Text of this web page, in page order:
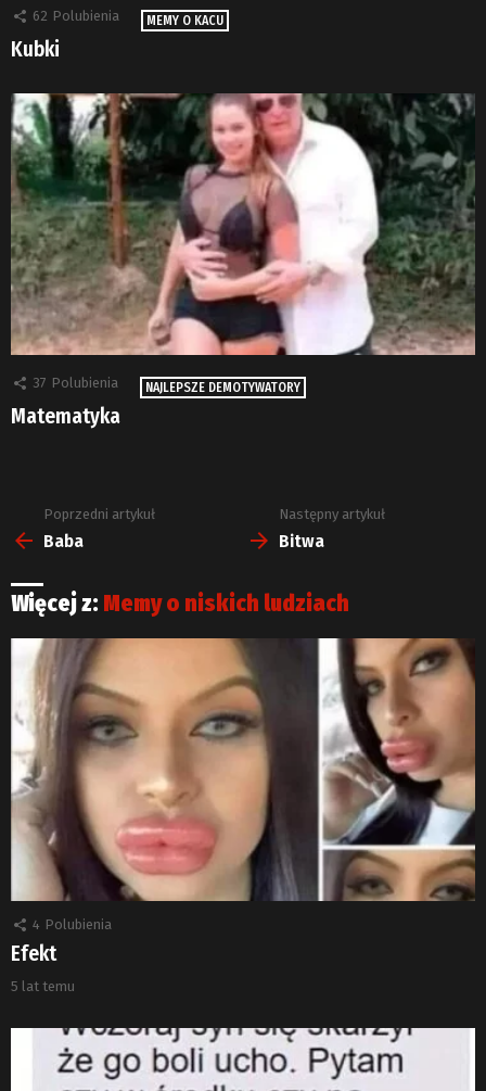
62 Polubienia MEMY O KACU
Kubki
37 Polubienia NAJLEPSZE DEMOTYWATORY
Matematyka
Zobacz
więcej
Poprzedni artykuł
Baba
Następny artykuł
Bitwa
Więcej z: Memy o niskich ludziach
4 Polubienia
Efekt
5 lat temu